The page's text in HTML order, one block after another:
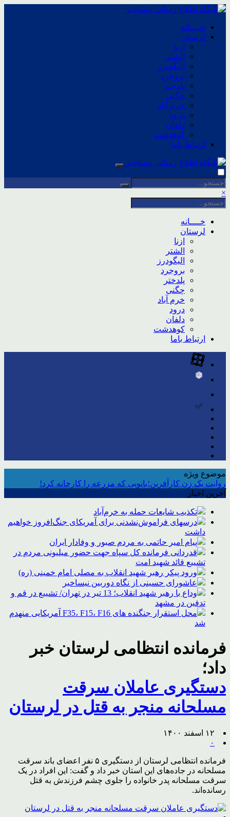
خــــانه
لرستان
ازنا
الشتر
الیگودرز
بروجرد
پلدختر
چگنی
خرم آباد
درود
دلفان
کوهدشت
ارتباط باما
×
خــــانه
لرستان
ازنا
الشتر
الیگودرز
بروجرد
پلدختر
چگنی
خرم آباد
درود
دلفان
کوهدشت
ارتباط باما
موضوع ویژه
روایت یک زن کارآفرین؛بانویی که مزرعه را کارخانه کرد!
آخرین اخبار
تکذیب شایعات حمله به خرم‌آباد
درسهای فراموش‌نشدنی برای آمریکای جنگ‌افروز خواهیم
داشت
پیام امیر حاتمی به مردم صبور و وفادار ایران
قدردانی فرمانده کل سپاه جهت حضور میلیونی مردم در
تشییع قائد شهید امت
ورود پیکر رهبر شهید انقلاب به مصلی امام خمینی (ره)
عاشورای حسینی از نگاه دوربین نیساخبر
وداع با رهبر شهید انقلاب؛ 13 تیر در تهران/ تشییع در قم و
تدفین در مشهد
محل استقرار جنگنده های F35، F15، F16 آمریکایی منهدم
شد
فرمانده انتظامی لرستان خبر
داد؛
دستگیری عاملان سرقت
مسلحانه منجر به قتل در لرستان
۱۲ اسفند ۱۴۰۰
۰
فرمانده انتظامی لرستان از دستگیری ۵ نفر اعضای باند سرقت
مسلحانه در جاده‌های این استان خبر داد و گفت: این افراد در یک
سرقت مسلحانه پدر خانواده را جلوی چشم فرزندش به قتل
رسانده‌اند.